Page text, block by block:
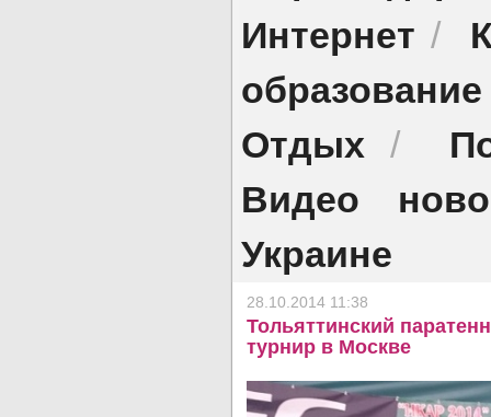
Интернет /
образование
Отдых /
Видео
Украине
28.10.2014 11:38
Тольяттинский
турнир в Москве